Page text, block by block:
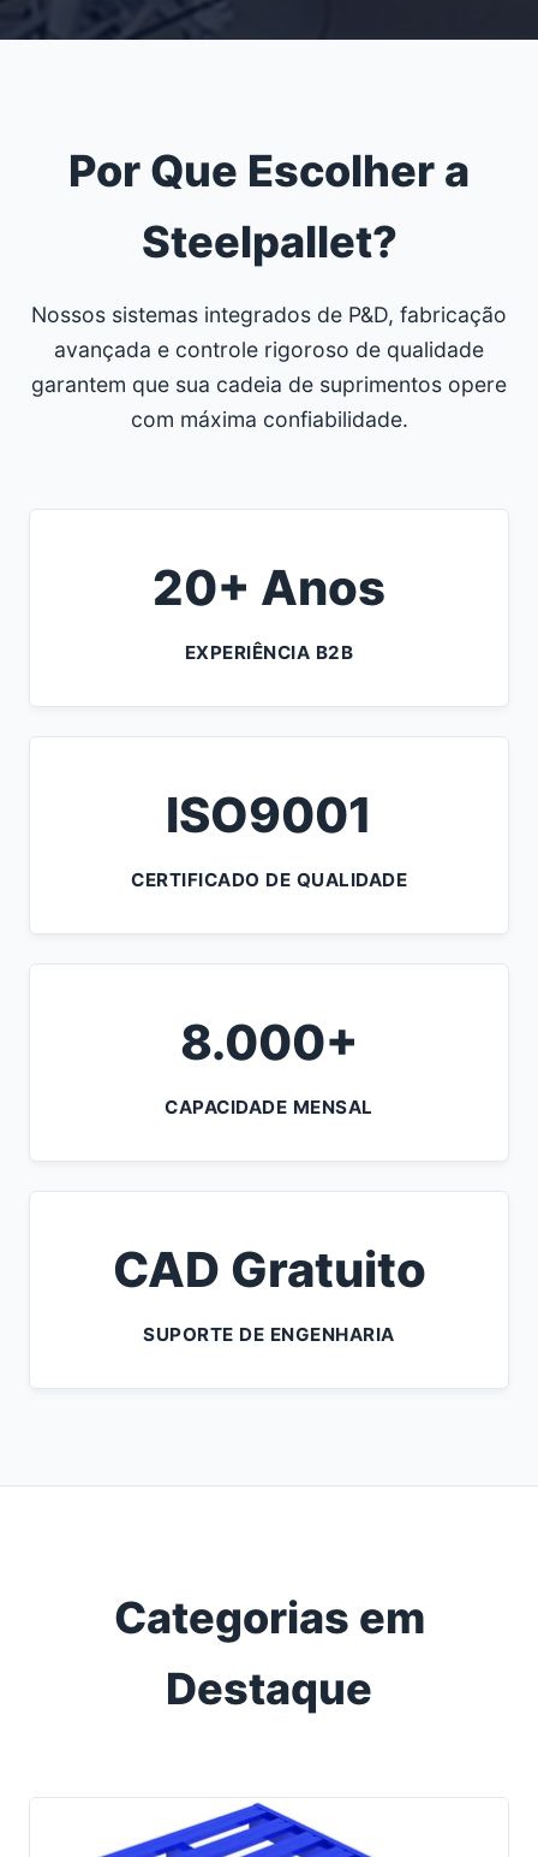
Por Que Escolher a
Steelpallet?
Nossos sistemas integrados de P&D, fabricação
avançada e controle rigoroso de qualidade
garantem que sua cadeia de suprimentos opere
com máxima confiabilidade.
20+ Anos
EXPERIÊNCIA B2B
ISO9001
CERTIFICADO DE QUALIDADE
8.000+
CAPACIDADE MENSAL
CAD Gratuito
SUPORTE DE ENGENHARIA
Categorias em
Destaque